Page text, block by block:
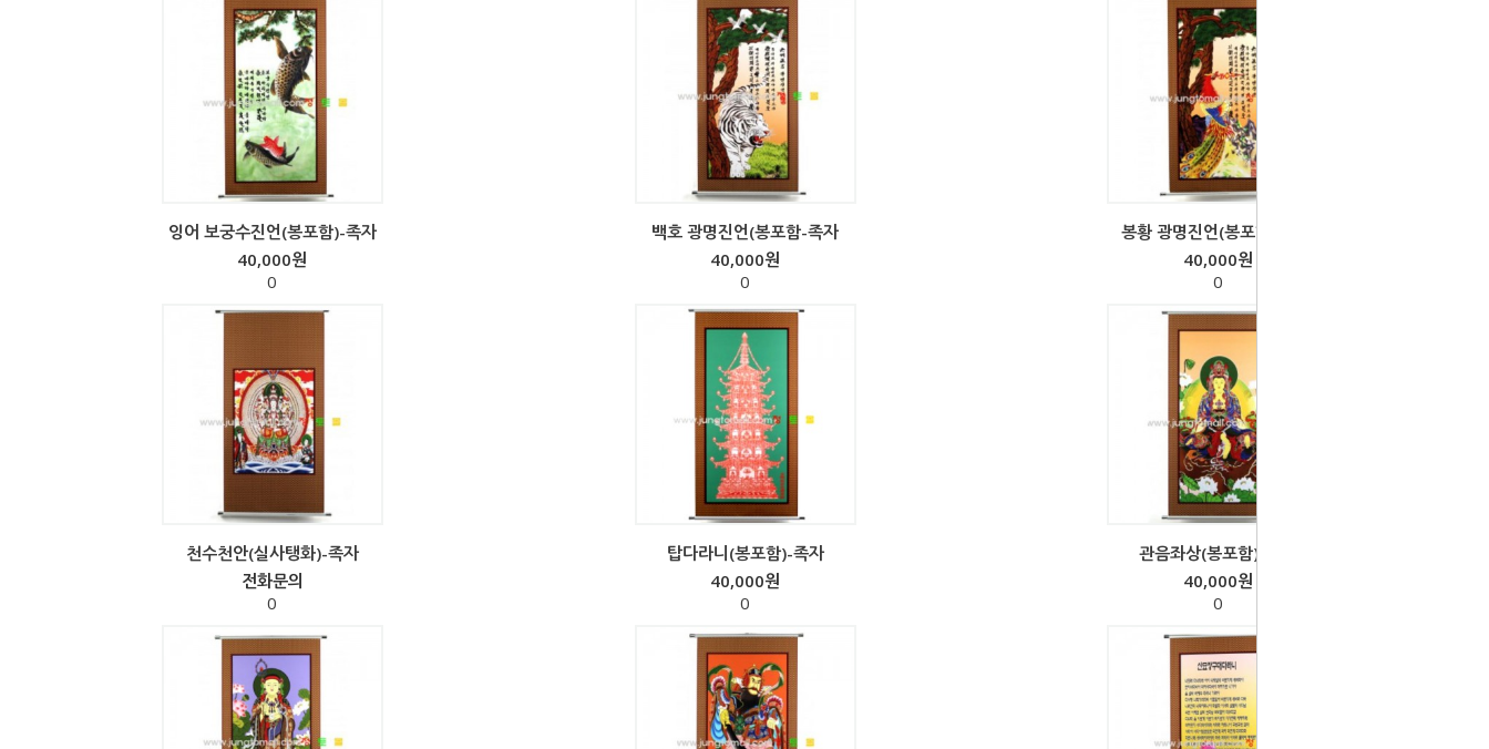
잉어 보궁수진언(봉포함)-족자
40,000원
0
백호 광명진언(봉포함-족자
40,000원
0
봉황 광명진언(봉포함)-족자
40,000원
0
천수천안(실사탱화)-족자
전화문의
0
탑다라니(봉포함)-족자
40,000원
0
관음좌상(봉포함)-족자
40,000원
0